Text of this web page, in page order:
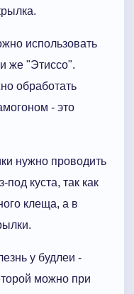
использовать
же "Этиссо".
обработать
- это
нужно проводить
под куста, так как
клеща, а в
у будлеи -
можно при